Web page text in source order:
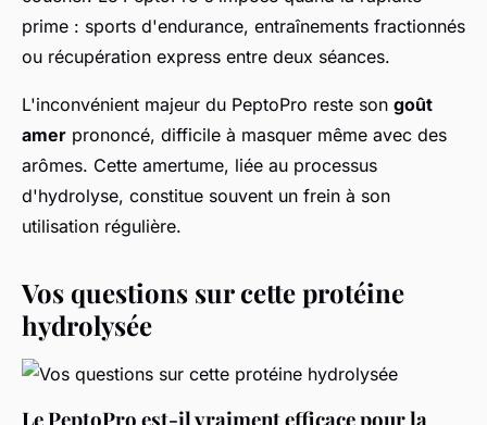
prime : sports d'endurance, entraînements fractionnés
ou récupération express entre deux séances.
L'inconvénient majeur du PeptoPro reste son goût
amer prononcé, difficile à masquer même avec des
arômes. Cette amertume, liée au processus
d'hydrolyse, constitue souvent un frein à son
utilisation régulière.
Vos questions sur cette protéine
hydrolysée
Le PeptoPro est-il vraiment efficace pour la